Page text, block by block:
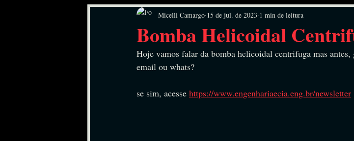
Bombas Industriais Equipamentos
Bomba Helicoidal
Micelli Camargo 15 de jul. de 2023 1 min de leitura
Hoje vamos falar da bomba helicoidal centrifuga mas antes,
email ou whats?
se sim, acesse https://www.engenhariaecia.eng.br/newsletter